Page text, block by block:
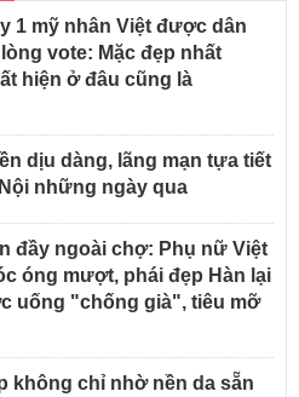
1 mỹ nhân Việt được dân
vote: Mặc đẹp nhất
hiện ở đâu cũng là
dịu dàng, lãng mạn tựa tiết
những ngày qua
đầy ngoài chợ: Phụ nữ Việt
óng mượt, phái đẹp Hàn lại
uống "chống già", tiêu mỡ
không chỉ nhờ nền da sẵn